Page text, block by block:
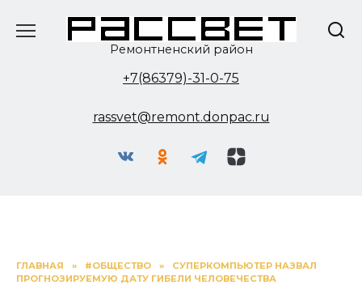
Ремонтненский район
+7(86379)-31-0-75
rassvet@remont.donpac.ru
ГЛАВНАЯ » #ОБЩЕСТВО »
СУПЕРКОМПЬЮТЕР НАЗВАЛ
ПРОГНОЗИРУЕМУЮ ДАТУ ГИБЕЛИ ЧЕЛОВЕЧЕСТВА